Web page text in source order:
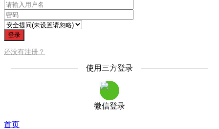
登录
还没有注册？
使用三方登录
微信登录
首页